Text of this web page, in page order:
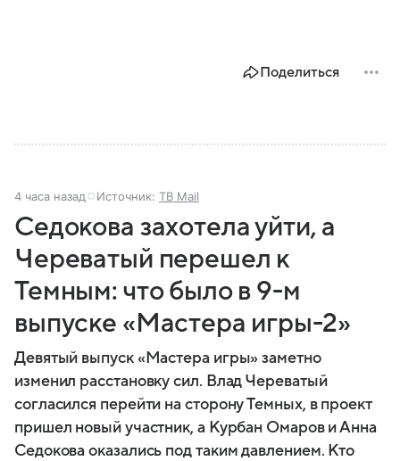
Поделиться
4 часа назад Источник: ТВ Mail
Седокова захотела уйти, а
Череватый перешел к
Темным: что было в 9-м
выпуске «Мастера игры-2»
Девятый выпуск «Мастера игры» заметно
изменил расстановку сил. Влад Череватый
согласился перейти на сторону Темных, в проект
пришел новый участник, а Курбан Омаров и Анна
Седокова оказались под таким давлением. Кто